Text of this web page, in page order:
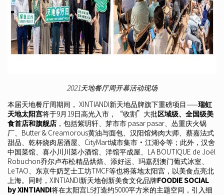
2021天地餐厅周开幕活动现场
本届天地餐厅周期间， XINTIANDI新天地品牌旗下重磅项目——瑞虹
天地太阳宫将于9月19日高光入市，“收割”大批区域级、全国级美
食首店和旗舰店 ，包括紫玥轩、芽市市 pasar pasar、怂重庆火锅
厂、Butter & Creamorous黄油与面包、汉阳馆烤肉大师、蔡嘉法式
甜品、乾杯烧肉居酒屋、CityMart城市集市·江湖令等；此外，汉舍
中国菜馆、喜小川川菜小酒馆、洋馆平成屋、LA BOUTIQUE de Joël
Robuchon乔尔卢布松精品烘焙、添好运、玛嘉烈澳门葡式冰室、
LeTAO、东京牛奶芝士工坊TMCF等也将落地太阳宫，以美食点亮北
上海。同时，XINTIANDI新天地创新美食文化品牌FOODIE SOCIAL
by XINTIANDI将在太阳宫L5打造约5000平方米的主题空间，引入细